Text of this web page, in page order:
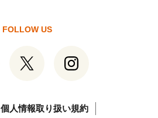
FOLLOW US
個人情報取り扱い規約